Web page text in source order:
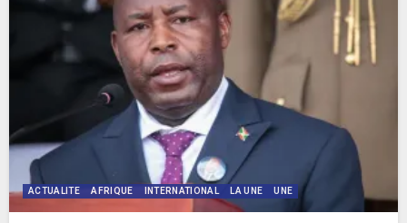
ACTUALITE AFRIQUE INTERNATIONAL LA UNE UNE